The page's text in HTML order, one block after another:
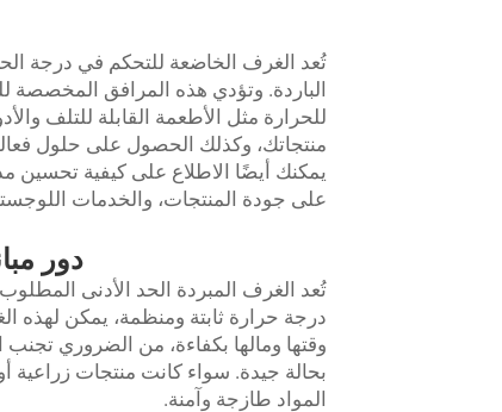
تُعد الغرف الخاضعة للتحكم في درجة
الباردة. وتؤدي هذه المرافق المخصصة
للحرارة مثل الأطعمة القابلة للتلف
منتجاتك، وكذلك الحصول على حلول
يمكنك أيضًا الاطلاع على كيفية تحسين
على جودة المنتجات، والخدمات
دور
تُعد الغرف المبردة الحد الأدنى
درجة حرارة ثابتة ومنظمة، يمكن لهذه
وقتها ومالها بكفاءة، من الضروري تجنب
بحالة جيدة. سواء كانت منتجات زراعية
المواد طازجة وآمنة.